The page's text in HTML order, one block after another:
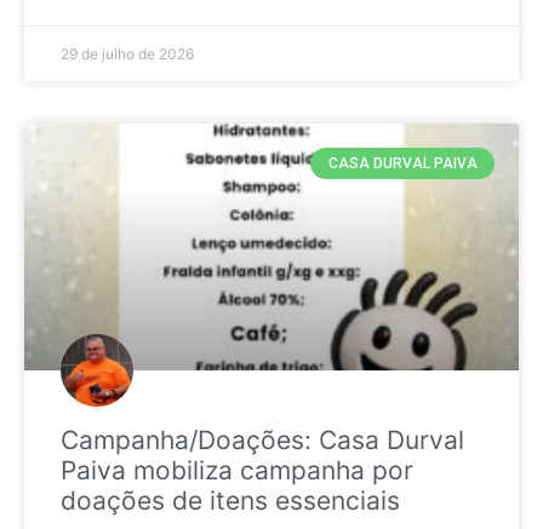
29 de julho de 2026
CASA DURVAL PAIVA
Campanha/Doações: Casa Durval
Paiva mobiliza campanha por
doações de itens essenciais